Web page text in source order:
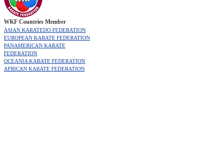
WKF Countries Member
ASIAN KARATEDO FEDERATION
EUROPEAN KARATE FEDERATION
PANAMERICAN KARATE
FEDERATION
OCEANIA KARATE FEDERATION
AFRICAN KARATE FEDERATION